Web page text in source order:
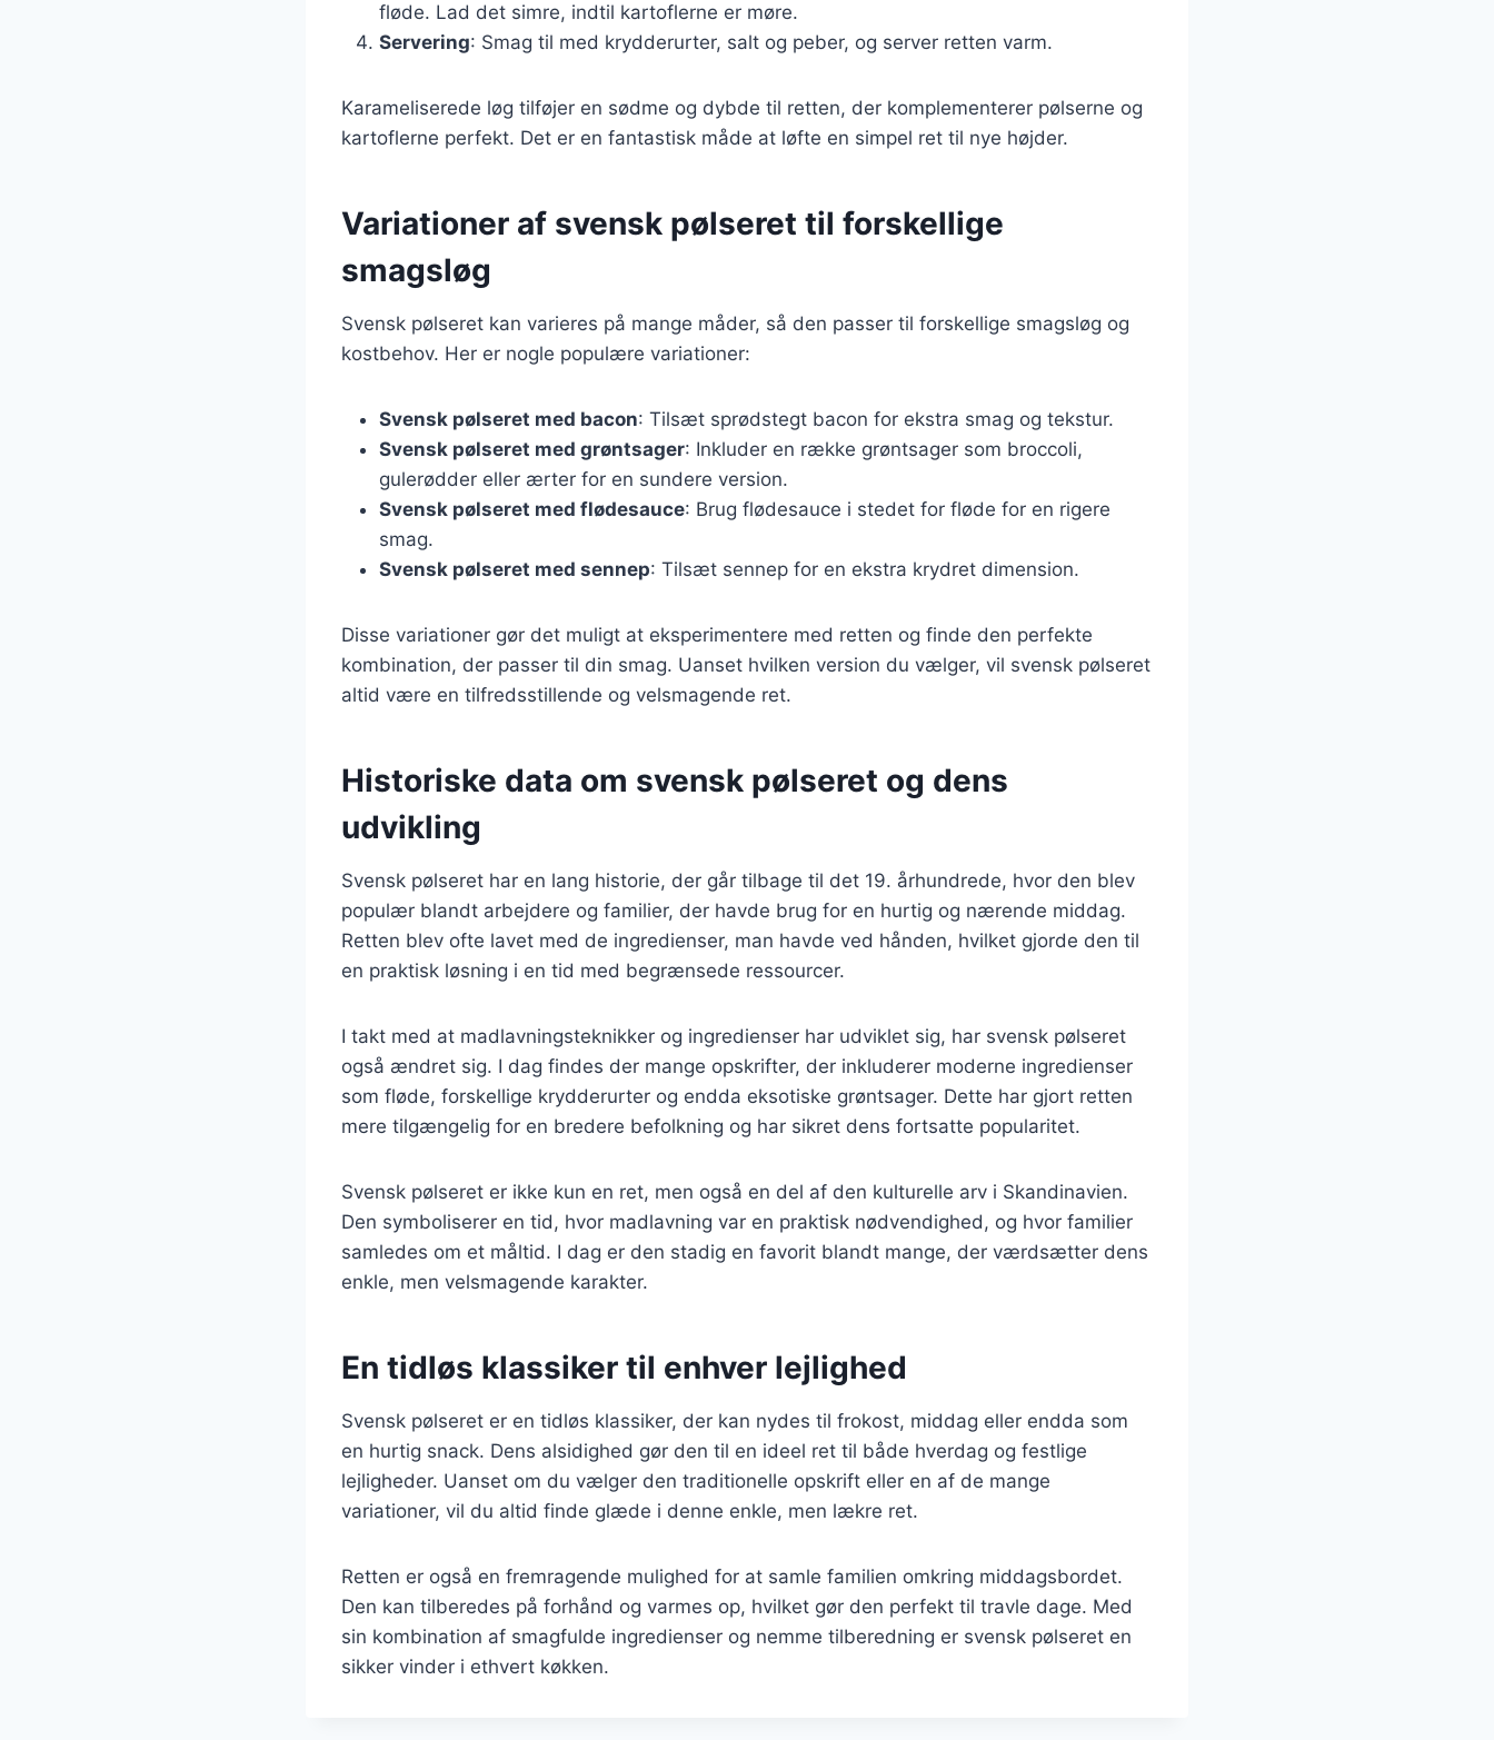
fløde. Lad det simre, indtil kartoflerne er møre.
Servering: Smag til med krydderurter, salt og peber, og server retten varm.
Karameliserede løg tilføjer en sødme og dybde til retten, der komplementerer pølserne og
kartoflerne perfekt. Det er en fantastisk måde at løfte en simpel ret til nye højder.
Variationer af svensk pølseret til forskellige
smagsløg
Svensk pølseret kan varieres på mange måder, så den passer til forskellige smagsløg og
kostbehov. Her er nogle populære variationer:
Svensk pølseret med bacon: Tilsæt sprødstegt bacon for ekstra smag og tekstur.
Svensk pølseret med grøntsager: Inkluder en række grøntsager som broccoli,
gulerødder eller ærter for en sundere version.
Svensk pølseret med flødesauce: Brug flødesauce i stedet for fløde for en rigere
smag.
Svensk pølseret med sennep: Tilsæt sennep for en ekstra krydret dimension.
Disse variationer gør det muligt at eksperimentere med retten og finde den perfekte
kombination, der passer til din smag. Uanset hvilken version du vælger, vil svensk pølseret
altid være en tilfredsstillende og velsmagende ret.
Historiske data om svensk pølseret og dens
udvikling
Svensk pølseret har en lang historie, der går tilbage til det 19. århundrede, hvor den blev
populær blandt arbejdere og familier, der havde brug for en hurtig og nærende middag.
Retten blev ofte lavet med de ingredienser, man havde ved hånden, hvilket gjorde den til
en praktisk løsning i en tid med begrænsede ressourcer.
I takt med at madlavningsteknikker og ingredienser har udviklet sig, har svensk pølseret
også ændret sig. I dag findes der mange opskrifter, der inkluderer moderne ingredienser
som fløde, forskellige krydderurter og endda eksotiske grøntsager. Dette har gjort retten
mere tilgængelig for en bredere befolkning og har sikret dens fortsatte popularitet.
Svensk pølseret er ikke kun en ret, men også en del af den kulturelle arv i Skandinavien.
Den symboliserer en tid, hvor madlavning var en praktisk nødvendighed, og hvor familier
samledes om et måltid. I dag er den stadig en favorit blandt mange, der værdsætter dens
enkle, men velsmagende karakter.
En tidløs klassiker til enhver lejlighed
Svensk pølseret er en tidløs klassiker, der kan nydes til frokost, middag eller endda som
en hurtig snack. Dens alsidighed gør den til en ideel ret til både hverdag og festlige
lejligheder. Uanset om du vælger den traditionelle opskrift eller en af de mange
variationer, vil du altid finde glæde i denne enkle, men lækre ret.
Retten er også en fremragende mulighed for at samle familien omkring middagsbordet.
Den kan tilberedes på forhånd og varmes op, hvilket gør den perfekt til travle dage. Med
sin kombination af smagfulde ingredienser og nemme tilberedning er svensk pølseret en
sikker vinder i ethvert køkken.